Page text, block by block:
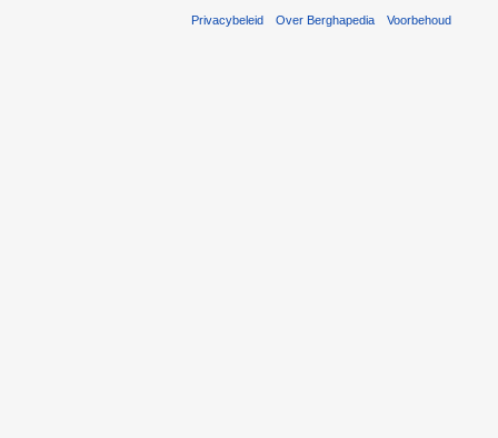
Privacybeleid Over Berghapedia Voorbehoud